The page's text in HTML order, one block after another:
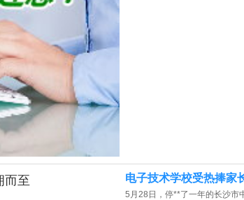
电子技术学校受热捧家
5月28日，停**了一年的长沙